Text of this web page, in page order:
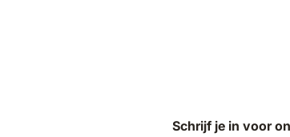
Schrijf je in voor